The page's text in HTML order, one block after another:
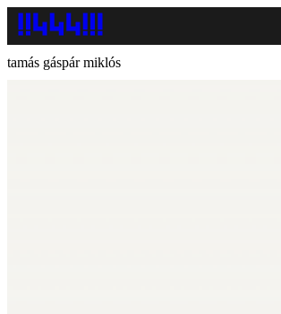
tamás gáspár miklós